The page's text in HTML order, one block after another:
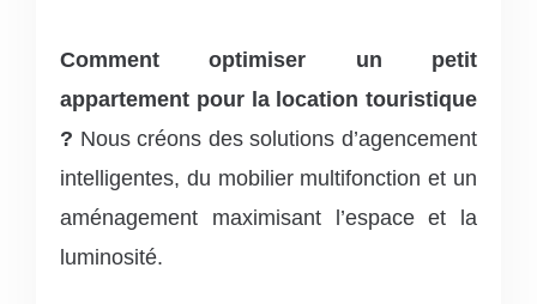
Comment optimiser un petit
appartement pour la location touristique
? Nous créons des solutions d’agencement
intelligentes, du mobilier multifonction et un
aménagement maximisant l’espace et la
luminosité.